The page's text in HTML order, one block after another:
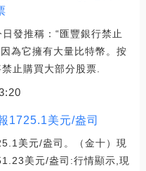
發推稱：“匯豐銀行禁止
為它擁有大量比特幣。按
止購買大部分股票.
1725.1美元/盎司
美元/盎司。（金十）現
美元/盎司:行情顯示,現